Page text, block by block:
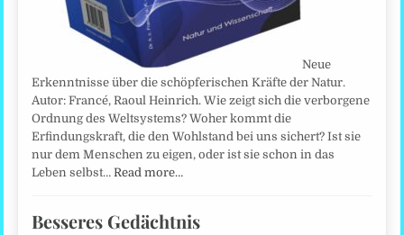
Neue
Erkenntnisse über die schöpferischen Kräfte der Natur.
Autor: Francé, Raoul Heinrich. Wie zeigt sich die verborgene
Ordnung des Weltsystems? Woher kommt die
Erfindungskraft, die den Wohlstand bei uns sichert? Ist sie
nur dem Menschen zu eigen, oder ist sie schon in das
Leben selbst…Read more…
Besseres Gedächtnis